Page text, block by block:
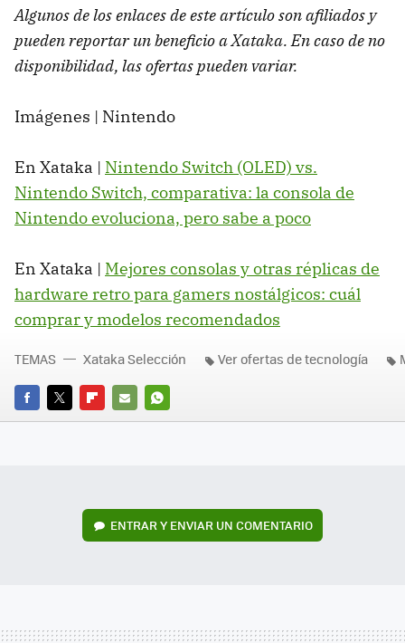
Algunos de los enlaces de este artículo son afiliados y
pueden reportar un beneficio a Xataka. En caso de no
disponibilidad, las ofertas pueden variar.
Imágenes | Nintendo
En Xataka | Nintendo Switch (OLED) vs.
Nintendo Switch, comparativa: la consola de
Nintendo evoluciona, pero sabe a poco
En Xataka | Mejores consolas y otras réplicas de
hardware retro para gamers nostálgicos: cuál
comprar y modelos recomendados
FACEBOOK
TWITTERFLIPBOARD
E-
WHATSAPP
TEMAS Xataka Selección Ver ofertas de tecnología
ENTRAR Y ENVIAR UN COMENTARIO